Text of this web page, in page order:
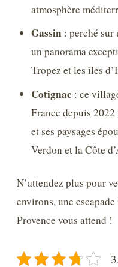
atmosphère
Gassin : perché
un panorama
Tropez et les îles
Cotignac : ce
France depuis
et ses paysages
Verdon et la Côte
N’attendez plus pour
environs, une
Provence vous attend !